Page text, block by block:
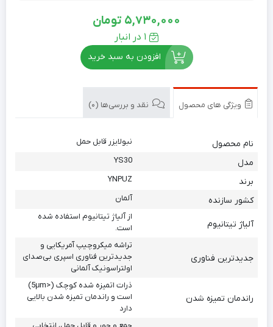
5,730,000 تومان
1 در انبار
افزودن به سبد خرید
ویژگی های محصول نقد و بررسی‌ها (0)
نام محصول نبولایزر قابل حمل
مدل YS30
برند YNPUZ
کشور سازنده آلمان
آلیاژ تیتانیوم
از آلیاژ تیتانیوم استفاده شده
است.
جدیدترین فناوری
تراشه میکروچیپ آمریکایی و
جدیدترین فناوری اسپری بی‌صدای
اولتراسونیک آلمانی
راندمان تمیزه شدن
ذرات اتمیزه شده کوچک (<5μm)
است و راندمان تمیزه شدن بالایی
دارد